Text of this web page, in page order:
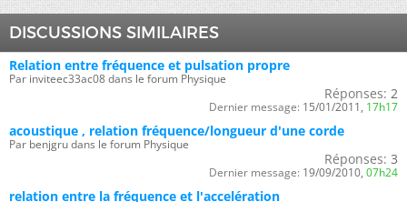
DISCUSSIONS SIMILAIRES
Relation entre fréquence et pulsation propre
Par inviteec33ac08 dans le forum Physique
Réponses: 2
Dernier message: 15/01/2011, 17h17
acoustique , relation fréquence/longueur d'une corde
Par benjgru dans le forum Physique
Réponses: 3
Dernier message: 19/09/2010, 07h24
relation entre la fréquence et l'accelération